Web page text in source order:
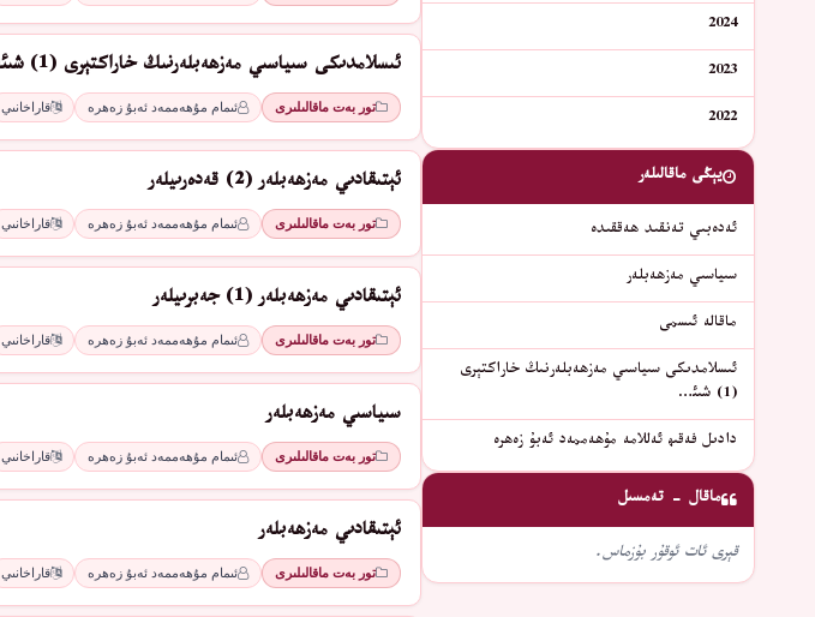
ئىسلامدىكى سىياسىي مەزھەبلەرنىڭ خاراكتېرى (1) شىئە
تور بەت ماقالىلىرى ئىمام مۇھەممەد ئەبۇ زەھرە قاراخانىي
ئېتىقادىي مەزھەبلەر (2) قەدەرىيلەر
تور بەت ماقالىلىرى ئىمام مۇھەممەد ئەبۇ زەھرە قاراخانىي
ئېتىقادىي مەزھەبلەر (1) جەبرىيلەر
تور بەت ماقالىلىرى ئىمام مۇھەممەد ئەبۇ زەھرە قاراخانىي
سىياسىي مەزھەبلەر
تور بەت ماقالىلىرى ئىمام مۇھەممەد ئەبۇ زەھرە قاراخانىي
ئېتىقادىي مەزھەبلەر
تور بەت ماقالىلىرى ئىمام مۇھەممەد ئەبۇ زەھرە قاراخانىي
2024
2023
2022
يېڭى ماقالىلەر
ئەدەبىي تەنقىد ھەققىدە
سىياسىي مەزھەبلەر
ماقالە ئىسمى
ئىسلامدىكى سىياسىي مەزھەبلەرنىڭ خاراكتېرى
(1) شىئ…
دادىل فەقىھ ئەللامە مۇھەممەد ئەبۇ زەھرە
ماقال - تەمسىل
قېرى ئات ئوقۇر بۇزماس.